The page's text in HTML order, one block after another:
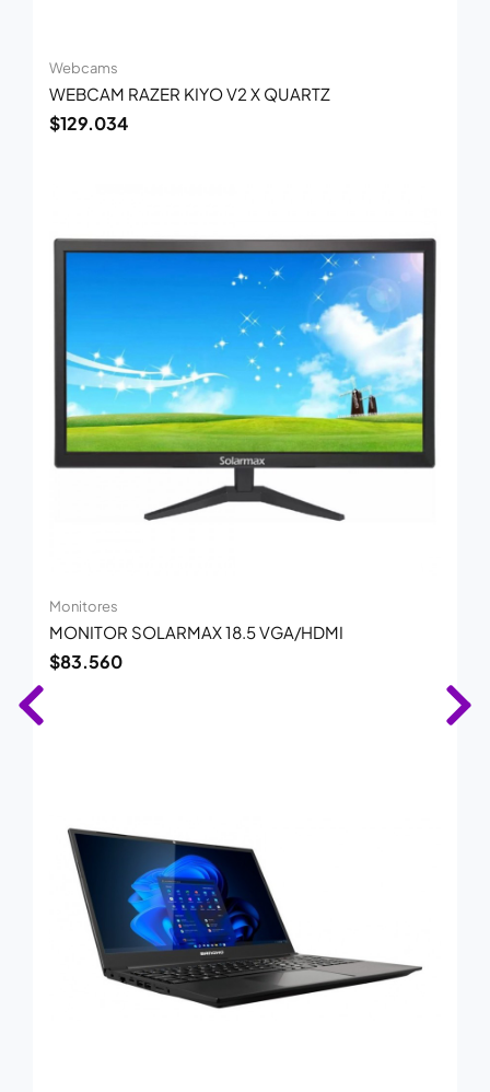
Webcams
WEBCAM RAZER KIYO V2 X QUARTZ
$129.034
Monitores
MONITOR SOLARMAX 18.5 VGA/HDMI
$83.560